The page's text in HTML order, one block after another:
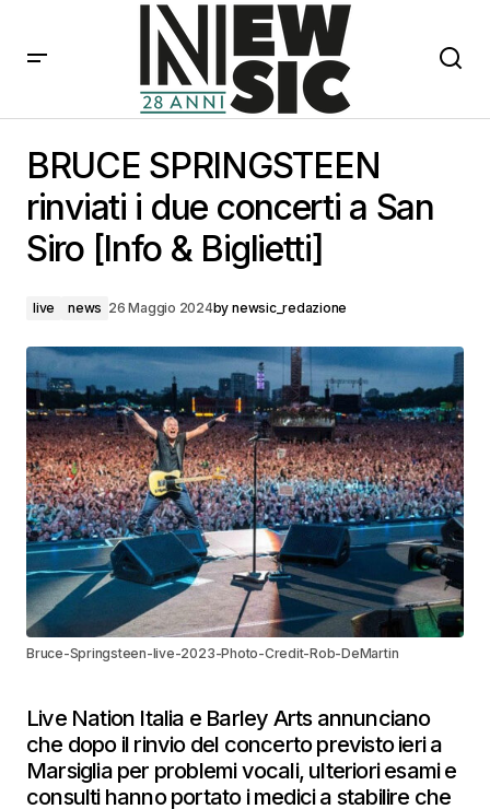
[Info & Biglietti]
BRUCE SPRINGSTEEN
rinviati i due concerti a San
Siro [Info & Biglietti]
live news 26 Maggio 2024by newsic_redazione
Bruce-Springsteen-live-2023-Photo-Credit-Rob-DeMartin
Live Nation Italia e Barley Arts annunciano
che dopo il rinvio del concerto previsto ieri a
Marsiglia per problemi vocali, ulteriori esami e
consulti hanno portato i medici a stabilire che